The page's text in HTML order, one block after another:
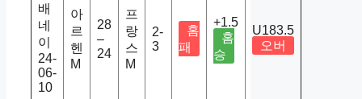
배
네
이
24-
06-
10
아
르
헨
M
28
–
24
프
랑
스
M
2-
3
홈
패
+1.5
홈
승
U183.5
오버